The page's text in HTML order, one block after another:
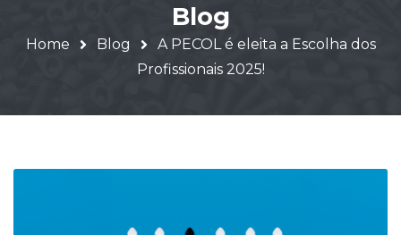
Blog
Home Blog
A PECOL é eleita a Escolha dos
Profissionais 2025!